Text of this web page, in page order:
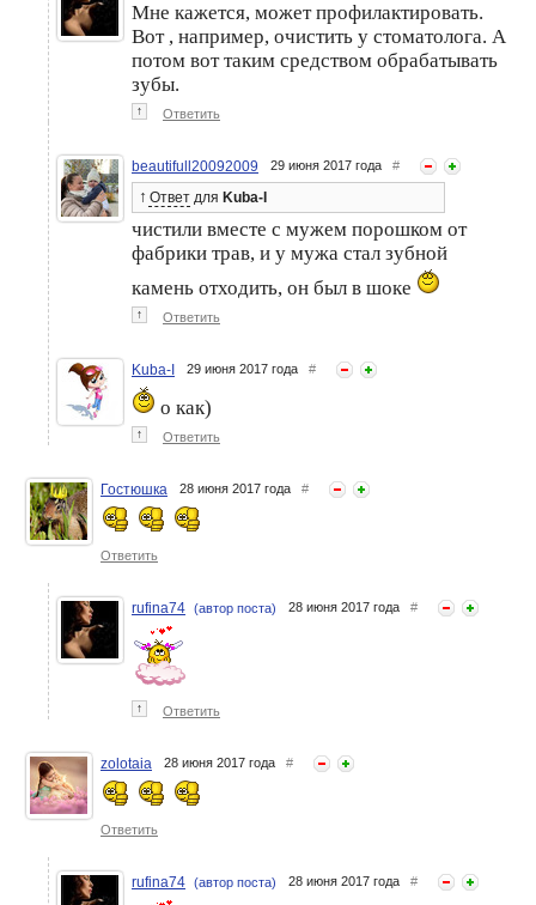
Мне кажется, может профилактировать.
Вот , например, очистить у стоматолога. А
потом вот таким средством обрабатывать
зубы.
↑ Ответить
beautifull20092009 29 июня 2017 года #
↑ Ответ для Kuba-I
чистили вместе с мужем порошком от
фабрики трав, и у мужа стал зубной
камень отходить, он был в шоке
↑ Ответить
Kuba-I 29 июня 2017 года #
о как)
↑ Ответить
Гостюшка 28 июня 2017 года #
Ответить
rufina74 (автор поста) 28 июня 2017 года #
↑ Ответить
zolotaia 28 июня 2017 года #
Ответить
rufina74 (автор поста) 28 июня 2017 года #